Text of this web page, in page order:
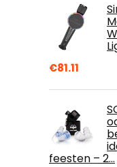
€81.11
feesten – 2…